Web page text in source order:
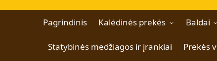
Pagrindinis Kalėdinės prekės Baldai
Statybinės medžiagos ir įrankiai Prekės